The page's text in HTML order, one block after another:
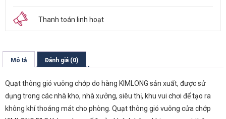
Thanh toán linh hoạt
Mô tả Đánh giá (0)
Quạt thông gió vuông chớp do hàng KIMLONG sản xuất, được sử
dụng trong các nhà kho, nhà xưởng, siêu thị, khu vui chơi để tạo ra
không khí thoáng mát cho phòng. Quạt thông gió vuông cửa chớp